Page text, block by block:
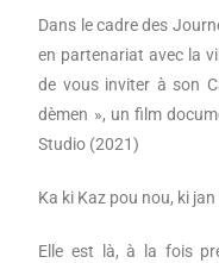
Dans le cadre des
en partenariat avec la
de vous inviter à son
dèmen », un film
Studio (2021)
Ka ki Kaz pou nou, ki
Elle est là, à la fois